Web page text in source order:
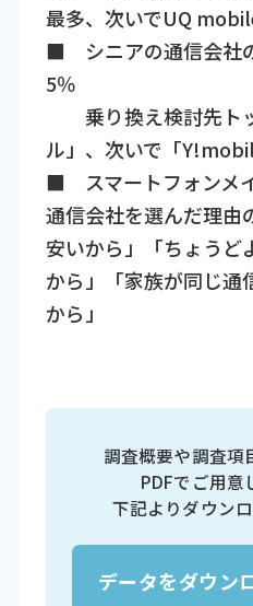
最多、次いでUQ
■ シニアの通信会社
5％
乗り換え検討先ト
ル」、次いで「
■ スマートフォンメ
通信会社を選んだ理由
安いから」「ちょうど
から」「家族が同じ通
から」
調査概要や調査項
PDFでご用意
下記よりダウン
データをダウン